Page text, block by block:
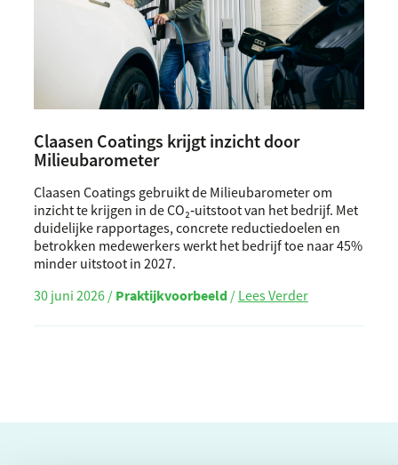
Claasen Coatings krijgt inzicht door
Milieubarometer
Claasen Coatings gebruikt de Milieubarometer om
inzicht te krijgen in de CO₂‑uitstoot van het bedrijf. Met
duidelijke rapportages, concrete reductiedoelen en
betrokken medewerkers werkt het bedrijf toe naar 45%
minder uitstoot in 2027.
30 juni 2026 / Praktijkvoorbeeld/ Lees Verder